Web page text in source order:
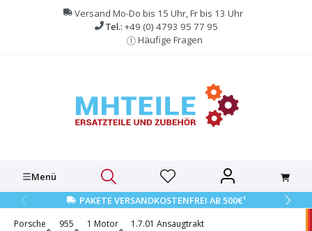
springen
Versand Mo-Do bis 15 Uhr, Fr bis 13 Uhr
Tel.: +49 (0) 4793 95 77 95
Häufige Fragen
Menü
PAKETE VERSANDKOSTENFREI AB 500€1
Porsche 955 1 Motor 1.7.01 Ansaugtrakt